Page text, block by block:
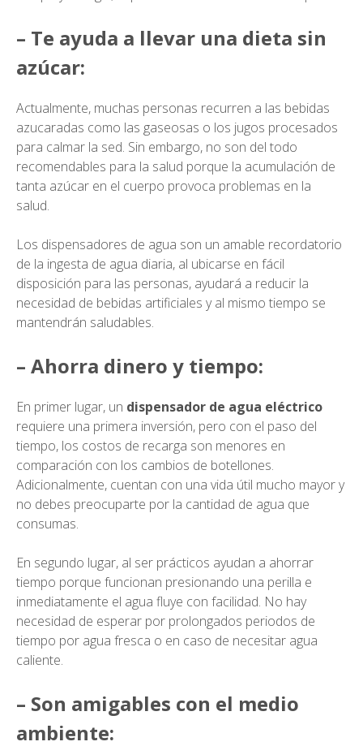
– Te ayuda a llevar una dieta sin
azúcar:
Actualmente, muchas personas recurren a las bebidas
azucaradas como las gaseosas o los jugos procesados
para calmar la sed. Sin embargo, no son del todo
recomendables para la salud porque la acumulación de
tanta azúcar en el cuerpo provoca problemas en la
salud.
Los dispensadores de agua son un amable recordatorio
de la ingesta de agua diaria, al ubicarse en fácil
disposición para las personas, ayudará a reducir la
necesidad de bebidas artificiales y al mismo tiempo se
mantendrán saludables.
– Ahorra dinero y tiempo:
En primer lugar, un dispensador de agua eléctrico
requiere una primera inversión, pero con el paso del
tiempo, los costos de recarga son menores en
comparación con los cambios de botellones.
Adicionalmente, cuentan con una vida útil mucho mayor y
no debes preocuparte por la cantidad de agua que
consumas.
En segundo lugar, al ser prácticos ayudan a ahorrar
tiempo porque funcionan presionando una perilla e
inmediatamente el agua fluye con facilidad. No hay
necesidad de esperar por prolongados periodos de
tiempo por agua fresca o en caso de necesitar agua
caliente.
– Son amigables con el medio
ambiente: